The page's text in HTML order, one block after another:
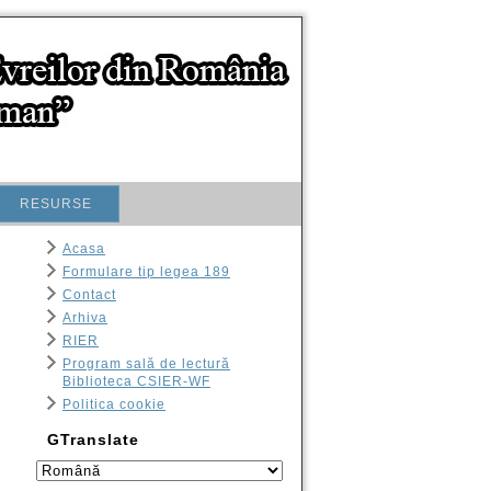
RESURSE
Acasa
Formulare tip legea 189
Contact
Arhiva
RIER
Program sală de lectură
Biblioteca CSIER-WF
Politica cookie
GTranslate